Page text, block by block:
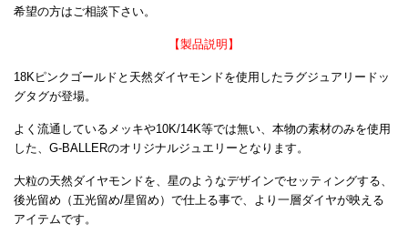
希望の方はご相談下さい。
【製品説明】
18Kピンクゴールドと天然ダイヤモンドを使用したラグジュアリードッ
グタグが登場。
よく流通しているメッキや10K/14K等では無い、本物の素材のみを使用
した、G-BALLERのオリジナルジュエリーとなります。
大粒の天然ダイヤモンドを、星のようなデザインでセッティングする、
後光留め（五光留め/星留め）で仕上る事で、より一層ダイヤが映える
アイテムです。